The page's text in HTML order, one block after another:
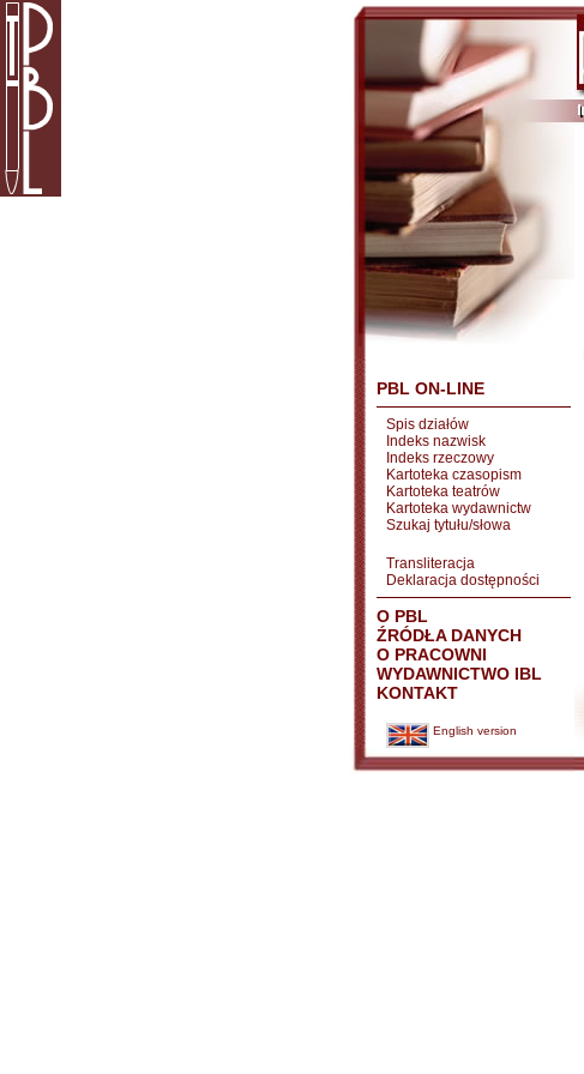
PBL ON-LINE
Spis działów
Indeks nazwisk
Indeks rzeczowy
Kartoteka czasopism
Kartoteka teatrów
Kartoteka wydawnictw
Szukaj tytułu/słowa
Transliteracja
Deklaracja dostępności
O PBL
ŹRÓDŁA DANYCH
O PRACOWNI
WYDAWNICTWO IBL
KONTAKT
English version